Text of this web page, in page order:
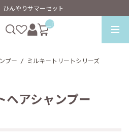
ひんやりサマーセット
__ITM_CNT__
プー / ミルキートリートシリーズ
ヘアシャンプー